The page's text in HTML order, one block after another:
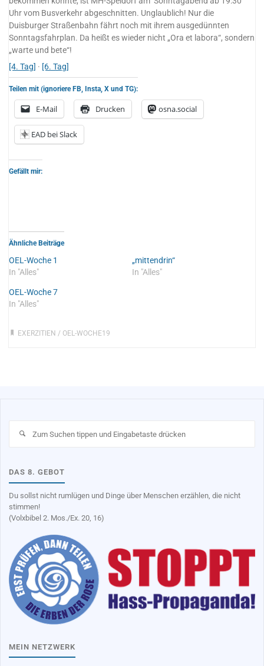
Uhr vom Busverkehr abgeschnitten. Unglaublich! Nur die
Duisburger Straßenbahn fährt noch mit ihrem ausgedünnten
Sonntagsfahrplan. Da heißt es wieder nicht „Ora et labora“, sondern
„warte und bete“!
[4. Tag] · [6. Tag]
Teilen mit (ignoriere FB, Insta, X und TG):
E-Mail Drucken osna.social
EAD bei Slack
Gefällt mir:
Ähnliche Beiträge
OEL-Woche 1
In "Alles"
„mittendrin“
In "Alles"
OEL-Woche 7
In "Alles"
EXERZITIEN / OEL-WOCHE19
DAS 8. GEBOT
Du sollst nicht rumlügen und Dinge über Menschen erzählen, die nicht
stimmen!
(Volxbibel 2. Mos./Ex. 20, 16)
MEIN NETZWERK